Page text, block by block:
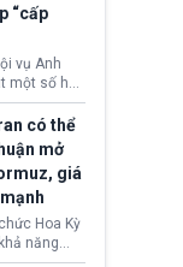
gan C
bị mặc
ứng tiêu
chỉ vì
khi nộp hồ
“cấp
vụ Anh
một số hồ
trình
-
xác định
được cấp
hậu
lẫn”.
làm dấy
việc thực
có thể
mở
giá
Hoa Kỳ
năng
thuận với